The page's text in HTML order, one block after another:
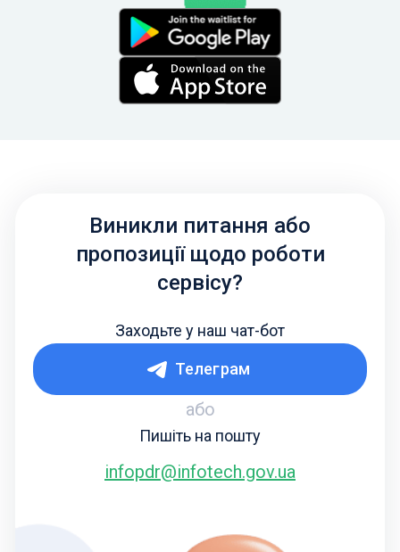
Виникли питання або
пропозиції щодо роботи
сервісу?
Заходьте у наш чат-бот
Телеграм
або
Пишіть на пошту
infopdr@infotech.gov.ua